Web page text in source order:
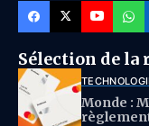
Sélection de la
Monde :